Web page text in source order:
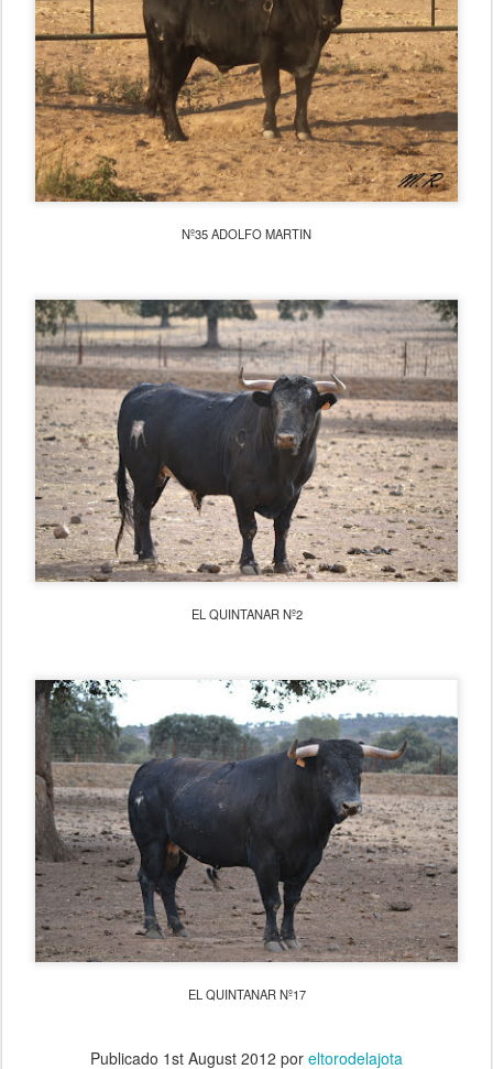
Nº35 ADOLFO MARTIN
EL QUINTANAR Nº2
EL QUINTANAR Nº17
Publicado 1st August 2012 por eltorodelajota